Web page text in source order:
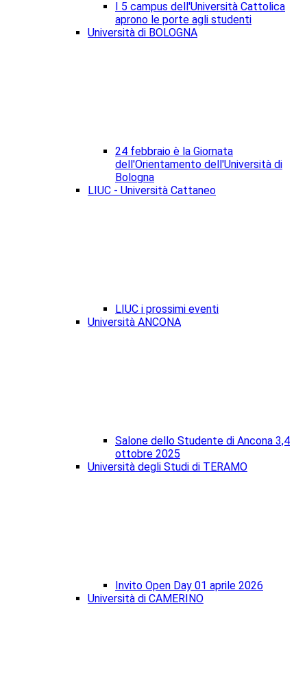
I 5 campus dell'Università Cattolica
aprono le porte agli studenti
Università di BOLOGNA
24 febbraio è la Giornata
dell'Orientamento dell'Università di
Bologna
LIUC - Università Cattaneo
LIUC i prossimi eventi
Università ANCONA
Salone dello Studente di Ancona 3,4
ottobre 2025
Università degli Studi di TERAMO
Invito Open Day 01 aprile 2026
Università di CAMERINO